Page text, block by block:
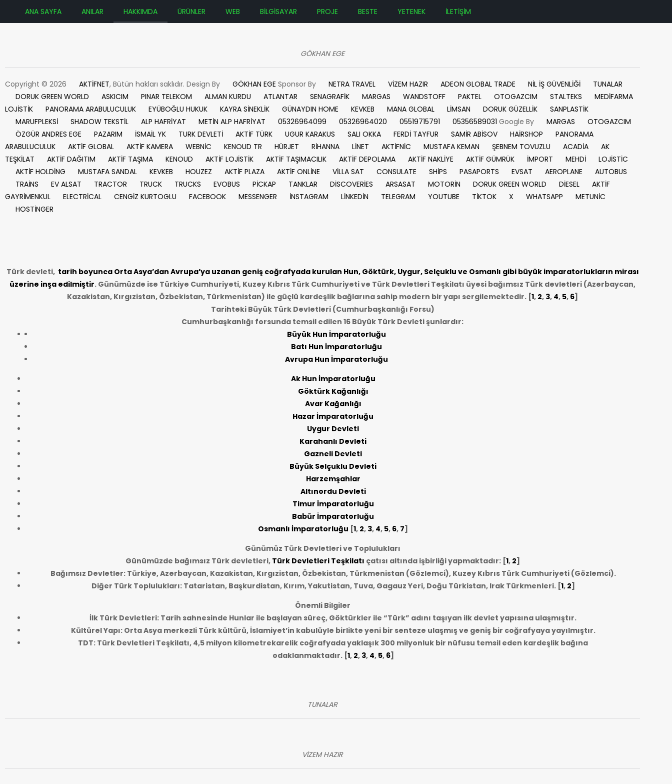
ANA SAYFA ANILAR HAKKIMDA ÜRÜNLER WEB BİLGİSAYAR PROJE BESTE YETENEK İLETİŞİM
GÖKHAN EGE
Copyright © 2026 AKTİFNET, Bütün hakları saklıdır. Design By GÖKHAN EGE Sponsor By NETRA TRAVEL VİZEM HAZIR ADEON GLOBAL TRADE NİL İŞ GÜVENLİĞİ
TUNALAR
DORUK GREEN WORLD
ASKICIM PINAR TELEKOM ALMAN KURDU ATLANTAR SENAGRAFİK MARGAS WANDSTOFF PAKTEL OTOGAZCIM STALTEKS
MEDİFARMA
LOJİSTİK
PANORAMA ARABULUCULUK EYÜBOĞLU HUKUK KAYRA SİNEKLİK GÜNAYDIN HOME KEVKEB MANA GLOBAL LİMSAN DORUK GÜZELLİK
SANPLASTİK
MARUFPLEKSİ
SHADOW TEKSTİL ALP HAFRİYAT METİN ALP HAFRİYAT 05326964099 05326964020 05519715791 05356589031 Google By MARGAS
OTOGAZCIM
ÖZGÜR ANDRES EGE
PAZARIM İSMAİL YK TURK DEVLETİ AKTİF TÜRK UGUR KARAKUS SALI OKKA FERDİ TAYFUR SAMİR ABİSOV HAİRSHOP
PANORAMA
ARABULUCULUK
AKTİF GLOBAL AKTİF KAMERA WEBNİC KENOUD TR HÜRJET RİHANNA LİNET AKTİFNİC MUSTAFA KEMAN ŞEBNEM TOVUZLU ACADİA
AK
TEŞKİLAT
AKTİF DAĞITIM AKTİF TAŞIMA KENOUD AKTİF LOJİSTİK AKTİF TAŞIMACILIK AKTİF DEPOLAMA AKTİF NAKLİYE AKTİF GÜMRÜK İMPORT MEHDİ
LOJİSTİC
AKTİF HOLDİNG
MUSTAFA SANDAL KEVKEB HOUZEZ AKTİF PLAZA AKTİF ONLİNE VİLLA SAT CONSULATE SHİPS PASAPORTS EVSAT AEROPLANE
AUTOBUS
TRAİNS
EV ALSAT TRACTOR TRUCK TRUCKS EVOBUS PİCKAP TANKLAR DİSCOVERİES ARSASAT MOTORİN DORUK GREEN WORLD DİESEL
AKTİF
GAYRİMENKUL
ELECTRİCAL CENGİZ KURTOGLU FACEBOOK MESSENGER İNSTAGRAM LİNKEDİN TELEGRAM YOUTUBE TİKTOK X WHATSAPP
METUNİC
HOSTİNGER
Türk devleti, tarih boyunca Orta Asya’dan Avrupa’ya uzanan geniş coğrafyada kurulan Hun, Göktürk, Uygur, Selçuklu ve Osmanlı gibi büyük imparatorlukların mirası
üzerine inşa edilmiştir. Günümüzde ise Türkiye Cumhuriyeti, Kuzey Kıbrıs Türk Cumhuriyeti ve Türk Devletleri Teşkilatı üyesi bağımsız Türk devletleri (Azerbaycan,
Kazakistan, Kırgızistan, Özbekistan, Türkmenistan) ile güçlü kardeşlik bağlarına sahip modern bir yapı sergilemektedir. [1, 2, 3, 4, 5, 6]
Tarihteki Büyük Türk Devletleri (Cumhurbaşkanlığı Forsu)
Cumhurbaşkanlığı forsunda temsil edilen 16 Büyük Türk Devleti şunlardır:
Büyük Hun İmparatorluğu
Batı Hun İmparatorluğu
Avrupa Hun İmparatorluğu
Ak Hun İmparatorluğu
Göktürk Kağanlığı
Avar Kağanlığı
Hazar İmparatorluğu
Uygur Devleti
Karahanlı Devleti
Gazneli Devleti
Büyük Selçuklu Devleti
Harzemşahlar
Altınordu Devleti
Timur İmparatorluğu
Babür İmparatorluğu
Osmanlı İmparatorluğu [1, 2, 3, 4, 5, 6, 7]
Günümüz Türk Devletleri ve Toplulukları
Günümüzde bağımsız Türk devletleri, Türk Devletleri Teşkilatı çatısı altında işbirliği yapmaktadır: [1, 2]
Bağımsız Devletler: Türkiye, Azerbaycan, Kazakistan, Kırgızistan, Özbekistan, Türkmenistan (Gözlemci), Kuzey Kıbrıs Türk Cumhuriyeti (Gözlemci).
Diğer Türk Toplulukları: Tataristan, Başkurdistan, Kırım, Yakutistan, Tuva, Gagauz Yeri, Doğu Türkistan, Irak Türkmenleri.[1, 2]
Önemli Bilgiler
İlk Türk Devletleri: Tarih sahnesinde Hunlar ile başlayan süreç, Göktürkler ile “Türk” adını taşıyan ilk devlet yapısına ulaşmıştır.
Kültürel Yapı: Orta Asya merkezli Türk kültürü, İslamiyet’in kabulüyle birlikte yeni bir senteze ulaşmış ve geniş bir coğrafyaya yayılmıştır.
TDT: Türk Devletleri Teşkilatı, 4,5 milyon kilometrekarelik coğrafyada yaklaşık 300 milyonluk bir nüfusu temsil eden kardeşlik bağına
odaklanmaktadır.[1, 2, 3, 4, 5, 6]
TUNALAR
VİZEM HAZIR